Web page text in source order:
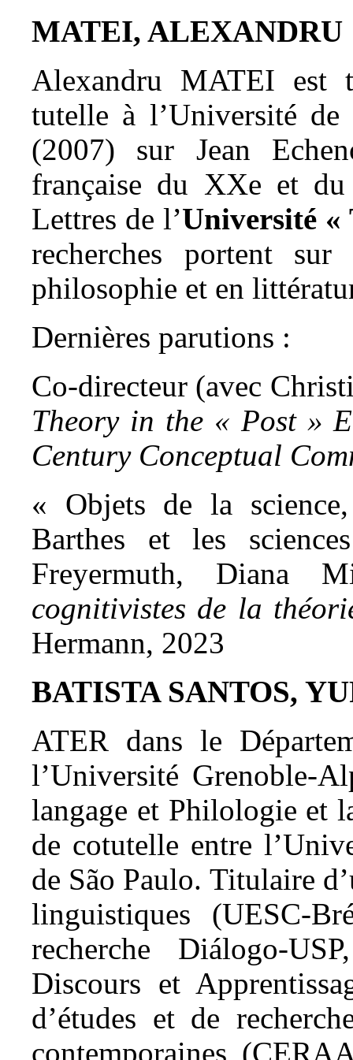
MATEI, ALEXANDRU
Alexandru MATEI est
tutelle à l’Université de
(2007) sur Jean
française du XXe et
Lettres de l’Université «
recherches portent
philosophie et en
Dernières parutions :
Co-directeur (avec
Theory in the « Post »
Century Conceptual
« Objets de la
Barthes et les
Freyermuth, Diana
cognitivistes de la
Hermann, 2023
BATISTA SANTOS,
ATER dans le
l’Université Grenoble-
langage et Philologie et
de cotutelle entre
de São Paulo. Titulaire
linguistiques (UESC-
recherche Diálogo-
Discours et
d’études et de
contemporaines